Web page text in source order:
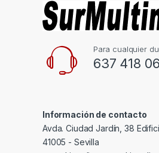
Para cualquier
637 418
Información de contacto
Avda. Ciudad Jardín, 38
41005 - Sevilla